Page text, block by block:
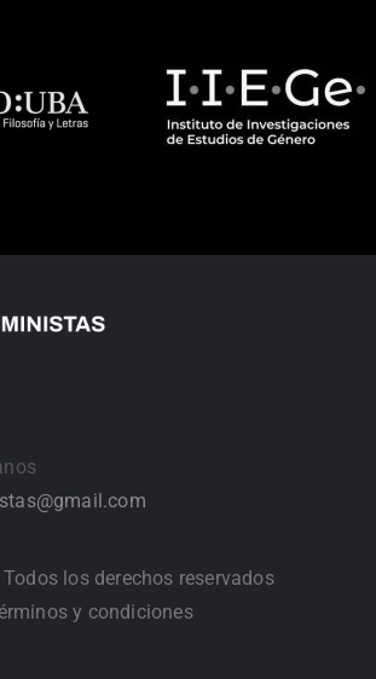
los derechos reservados
y condiciones